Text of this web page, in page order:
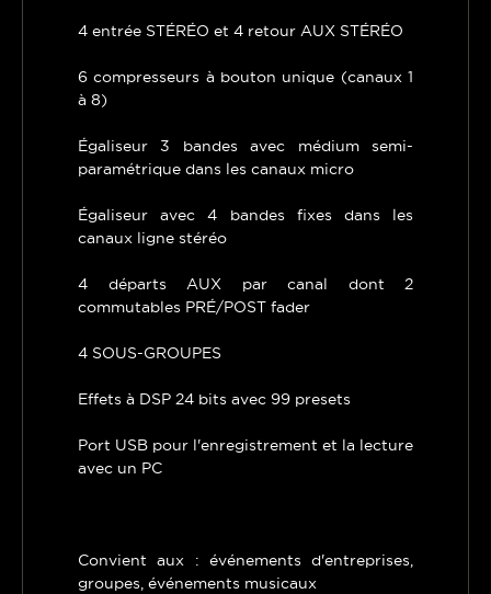
4 entrée STÉRÉO et 4 retour AUX STÉRÉO
6 compresseurs à bouton unique (canaux 1
à 8)
Égaliseur 3 bandes avec médium semi-
paramétrique dans les canaux micro
Égaliseur avec 4 bandes fixes dans les
canaux ligne stéréo
4 départs AUX par canal dont 2
commutables PRÉ/POST fader
4 SOUS-GROUPES
Effets à DSP 24 bits avec 99 presets
Port USB pour l'enregistrement et la lecture
avec un PC
Convient aux : événements d'entreprises,
groupes, événements musicaux